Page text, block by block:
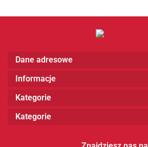
Dane adresowe
Informacje
Kategorie
Kategorie